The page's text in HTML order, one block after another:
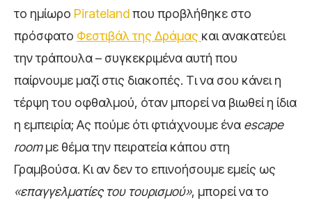
το ημίωρο Piratelandπου προβλήθηκε στο
πρόσφατο Φεστιβάλ της Δράμας και ανακατεύει
την τράπουλα – συγκεκριμένα αυτή που
παίρνουμε μαζί στις διακοπές. Τι να σου κάνει η
τέρψη του οφθαλμού, όταν μπορεί να βιωθεί η ίδια
η εμπειρία; Ας πούμε ότι φτιάχνουμε ένα escape
roomμε θέμα την πειρατεία κάπου στη
Γραμβούσα. Κι αν δεν το επινοήσουμε εμείς ως
«επαγγελματίες του τουρισμού», μπορεί να το